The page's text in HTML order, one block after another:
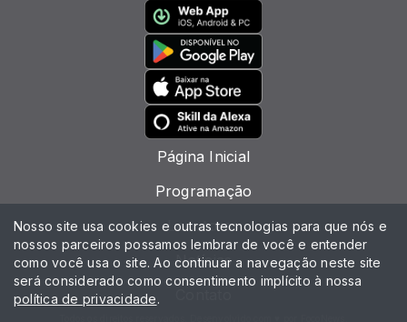
Página Inicial
Programação
Locutores
Notícias
Nosso site usa cookies e outras tecnologias para que nós e
nossos parceiros possamos lembrar de você e entender
como você usa o site. Ao continuar a navegação neste site
será considerado como consentimento implícito à nossa
política de privacidade.